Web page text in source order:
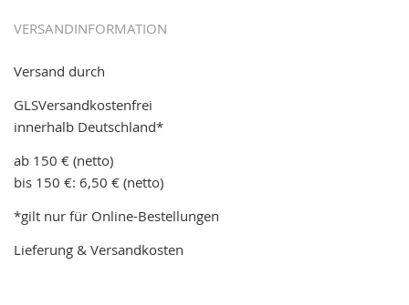
VERSANDINFORMATION
Versand durch
GLSVersandkostenfrei
innerhalb Deutschland*
ab 150 € (netto)
bis 150 €: 6,50 € (netto)
*gilt nur für Online-Bestellungen
Lieferung & Versandkosten